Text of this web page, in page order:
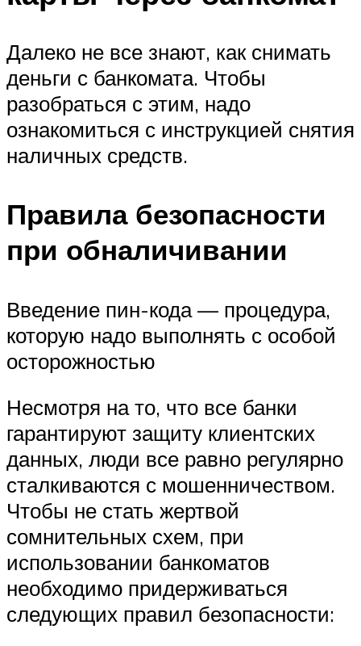
Далеко не все знают, как снимать
деньги с банкомата. Чтобы
разобраться с этим, надо
ознакомиться с инструкцией снятия
наличных средств.
Правила безопасности
при обналичивании
Введение пин-кода — процедура,
которую надо выполнять с особой
осторожностью
Несмотря на то, что все банки
гарантируют защиту клиентских
данных, люди все равно регулярно
сталкиваются с мошенничеством.
Чтобы не стать жертвой
сомнительных схем, при
использовании банкоматов
необходимо придерживаться
следующих правил безопасности: